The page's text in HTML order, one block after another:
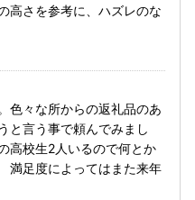
高さを参考に、ハズレのな
色々な所からの返礼品のあ
と言う事で頼んでみまし
高校生2人いるので何とか
足度によってはまた来年